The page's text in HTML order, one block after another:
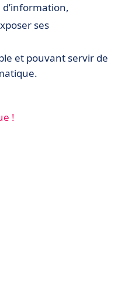
ses
et pouvant servir de
!